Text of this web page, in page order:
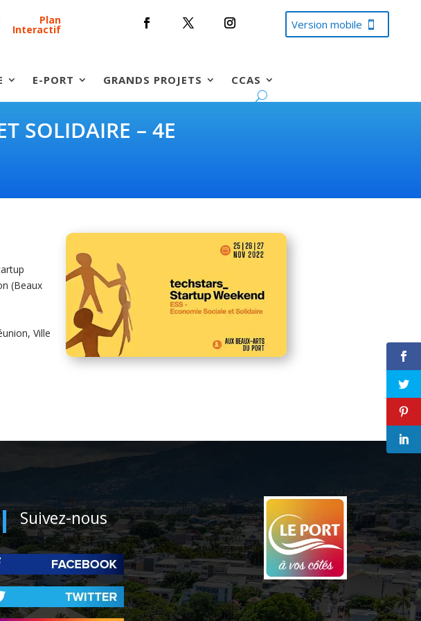
Plan
Interactif Version mobile
E-PORT GRANDS PROJETS CCAS
SOLIDAIRE – 4E
(Beaux
Ville
Suivez-nous